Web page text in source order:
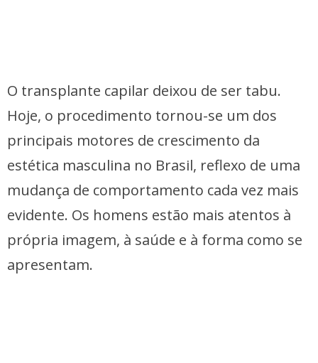
O transplante capilar deixou de ser tabu.
Hoje, o procedimento tornou-se um dos
principais motores de crescimento da
estética masculina no Brasil, reflexo de uma
mudança de comportamento cada vez mais
evidente. Os homens estão mais atentos à
própria imagem, à saúde e à forma como se
apresentam.